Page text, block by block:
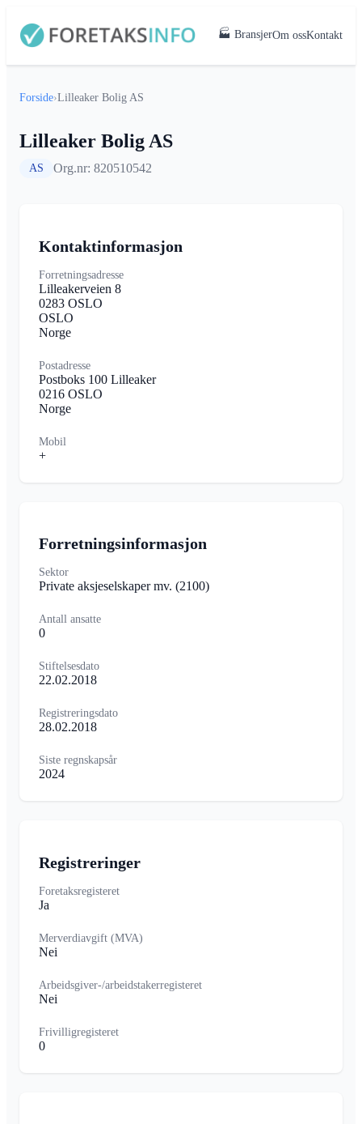
🏭 BransjerOm ossKontakt
Forside›Lilleaker Bolig AS
Lilleaker Bolig AS
AS Org.nr: 820510542
Kontaktinformasjon
Forretningsadresse
Lilleakerveien 8
0283 OSLO
OSLO
Norge
Postadresse
Postboks 100 Lilleaker
0216 OSLO
Norge
Mobil
+
Forretningsinformasjon
Sektor
Private aksjeselskaper mv. (2100)
Antall ansatte
0
Stiftelsesdato
22.02.2018
Registreringsdato
28.02.2018
Siste regnskapsår
2024
Registreringer
Foretaksregisteret
Ja
Merverdiavgift (MVA)
Nei
Arbeidsgiver-/arbeidstakerregisteret
Nei
Frivilligregisteret
0